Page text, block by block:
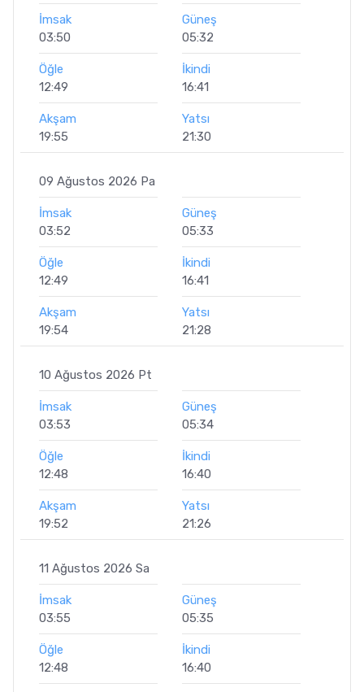
İmsak
03:50
Güneş
05:32
Öğle
12:49
İkindi
16:41
Akşam
19:55
Yatsı
21:30
09 Ağustos 2026 Pa
İmsak
03:52
Güneş
05:33
Öğle
12:49
İkindi
16:41
Akşam
19:54
Yatsı
21:28
10 Ağustos 2026 Pt
İmsak
03:53
Güneş
05:34
Öğle
12:48
İkindi
16:40
Akşam
19:52
Yatsı
21:26
11 Ağustos 2026 Sa
İmsak
03:55
Güneş
05:35
Öğle
12:48
İkindi
16:40